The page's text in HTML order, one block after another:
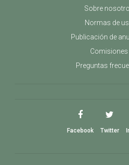
Sobre
Normas de
Publicación de
Comisiones
Preguntas
Facebook Twitter